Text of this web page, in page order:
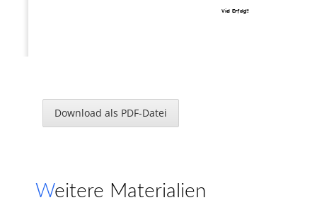
Viel Erfolg!!!
Download als PDF-Datei
Weitere Materialien